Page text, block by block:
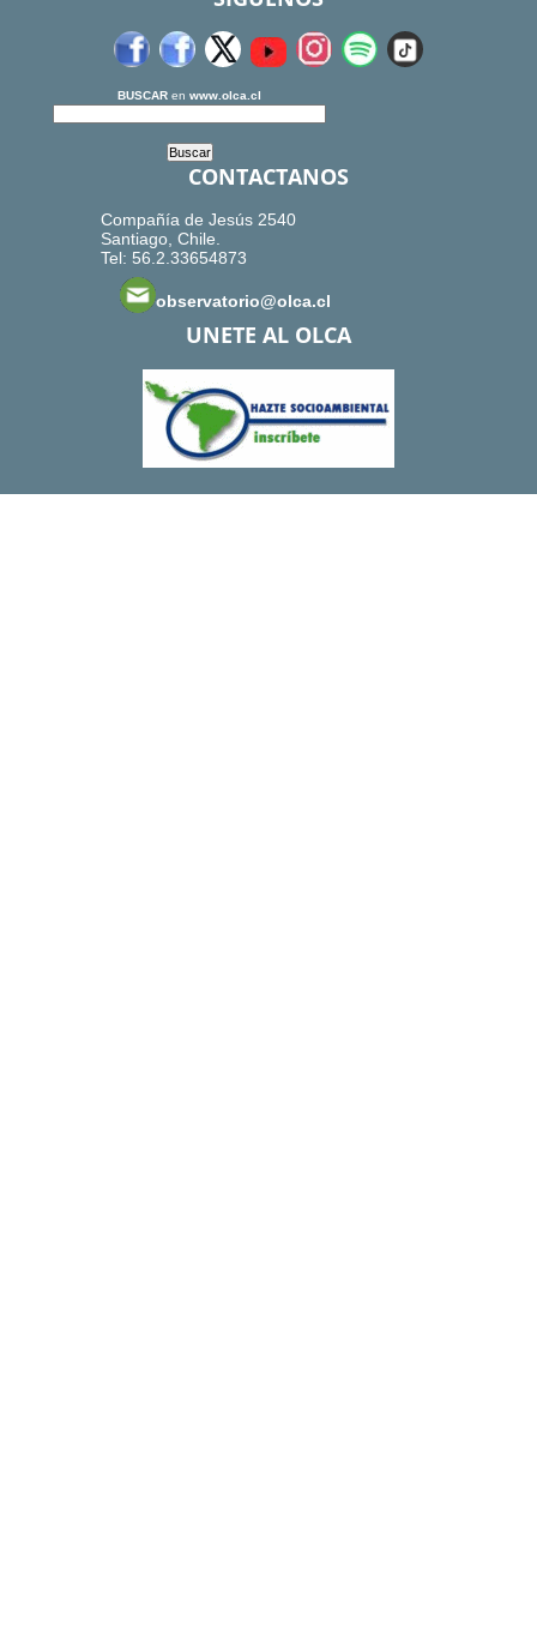
BUSCAR en www.olca.cl
CONTACTANOS
Compañía de Jesús 2540
Santiago, Chile.
Tel: 56.2.33654873
observatorio@olca.cl
UNETE AL OLCA